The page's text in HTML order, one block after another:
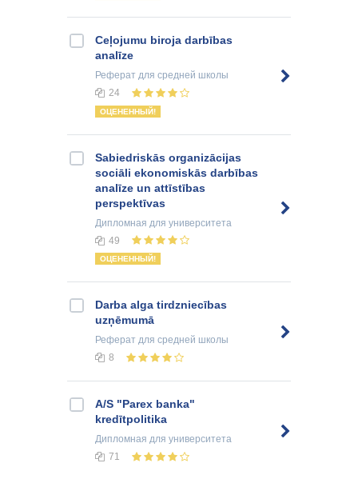
Ceļojumu biroja darbības
analīze
Реферат для средней школы
24
ОЦЕНЕННЫЙ!
Sabiedriskās organizācijas
sociāli ekonomiskās darbības
analīze un attīstības
perspektīvas
Дипломная для университета
49
ОЦЕНЕННЫЙ!
Darba alga tirdzniecības
uzņēmumā
Реферат для средней школы
8
A/S "Parex banka"
kredītpolitika
Дипломная для университета
71